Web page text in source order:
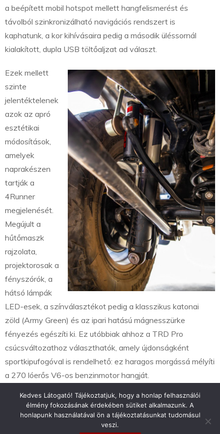
a beépített mobil hotspot mellett hangfelismerést és
távolból szinkronizálható navigációs rendszert is
kaphatunk, a kor kihívásaira pedig a második üléssornál
kialakított, dupla USB töltőaljzat ad választ.
Ezek mellett
szinte
jelentéktelenek
azok az apró
esztétikai
módosítások,
amelyek
naprakészen
tartják a
4Runner
megjelenését.
Megújult a
hűtőmaszk
rajzolata,
projektorosak a
fényszórók, a
hátsó lámpák
LED-esek, a színválasztékot pedig a klasszikus katonai
zöld (Army Green) és az ipari hatású mágnesszürke
fényezés egészíti ki. Ez utóbbiak ahhoz a TRD Pro
csúcsváltozathoz választhatók, amely újdonságként
sportkipufogóval is rendelhető: ez haragos morgássá mélyíti
a 270 lóerős V6-os benzinmotor hangját.
Kedves Látogató! Tájékoztatjuk, hogy a honlap felhasználói
élmény fokozásának érdekében sütiket alkalmazunk. A
honlapunk használatával ön a tájékoztatásunkat tudomásul
veszi.